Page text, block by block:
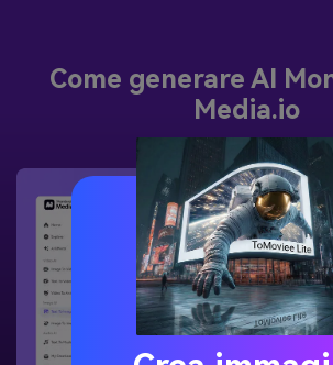
Come generare AI
Media.io